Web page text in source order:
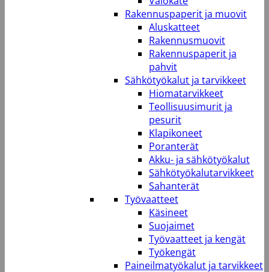
Rakennuspaperit ja muovit
Aluskatteet
Rakennusmuovit
Rakennuspaperit ja
pahvit
Sähkötyökalut ja tarvikkeet
Hiomatarvikkeet
Teollisuusimurit ja
pesurit
Klapikoneet
Poranterät
Akku- ja sähkötyökalut
Sähkötyökalutarvikkeet
Sahanterät
Työvaatteet
Käsineet
Suojaimet
Työvaatteet ja kengät
Työkengät
Paineilmatyökalut ja tarvikkeet